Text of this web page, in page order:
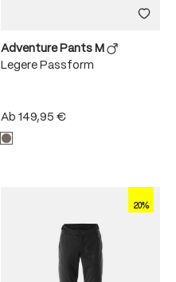
Adventure Pants M
Legere Passform
Ab 149,95 €
20%